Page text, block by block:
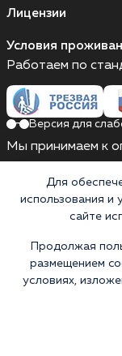
Лицензии
Условия
Выездные
Россия,
Выездные
Горячая линия
Работаем по
Версия для
Мы принимаем к
Карты МИР
Для
использования и
сайте
Продолжая
размещением
условиях,